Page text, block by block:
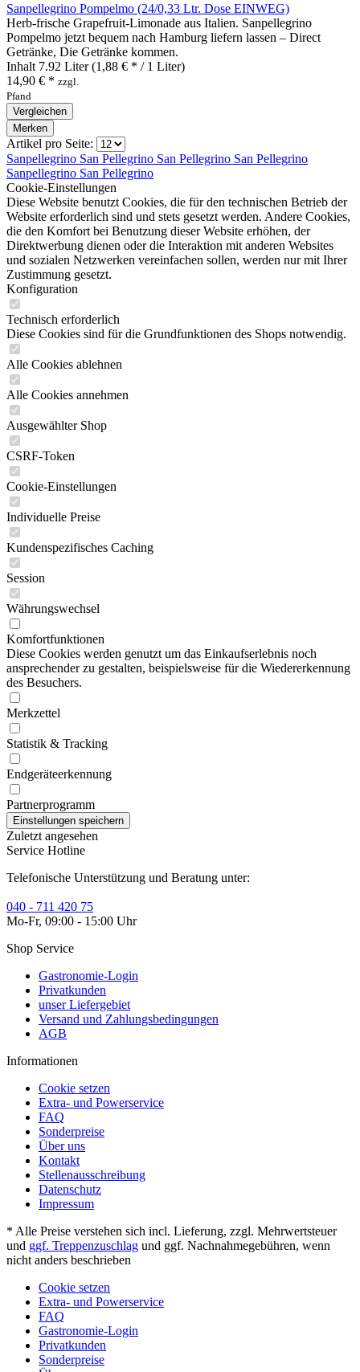
Sanpellegrino Pompelmo (24/0,33 Ltr. Dose EINWEG)
Herb‑frische Grapefruit‑Limonade aus Italien. Sanpellegrino
Pompelmo jetzt bequem nach Hamburg liefern lassen – Direct
Getränke, Die Getränke kommen.
Inhalt 7.92 Liter(1,88 € * / 1 Liter)
14,90 € * zzgl.
Pfand
Vergleichen
Merken
Artikel pro Seite:
Sanpellegrino San Pellegrino San Pellegrino San Pellegrino
Sanpellegrino San Pellegrino
Cookie-Einstellungen
Diese Website benutzt Cookies, die für den technischen Betrieb der
Website erforderlich sind und stets gesetzt werden. Andere Cookies,
die den Komfort bei Benutzung dieser Website erhöhen, der
Direktwerbung dienen oder die Interaktion mit anderen Websites
und sozialen Netzwerken vereinfachen sollen, werden nur mit Ihrer
Zustimmung gesetzt.
Konfiguration
Technisch erforderlich
Diese Cookies sind für die Grundfunktionen des Shops notwendig.
Alle Cookies ablehnen
Alle Cookies annehmen
Ausgewählter Shop
CSRF-Token
Cookie-Einstellungen
Individuelle Preise
Kundenspezifisches Caching
Session
Währungswechsel
Komfortfunktionen
Diese Cookies werden genutzt um das Einkaufserlebnis noch
ansprechender zu gestalten, beispielsweise für die Wiedererkennung
des Besuchers.
Merkzettel
Statistik & Tracking
Endgeräteerkennung
Partnerprogramm
Zuletzt angesehen
Service Hotline
Telefonische Unterstützung und Beratung unter:
040 - 711 420 75
Mo-Fr, 09:00 - 15:00 Uhr
Shop Service
Gastronomie-Login
Privatkunden
unser Liefergebiet
Versand und Zahlungsbedingungen
AGB
Informationen
Cookie setzen
Extra- und Powerservice
FAQ
Sonderpreise
Über uns
Kontakt
Stellenausschreibung
Datenschutz
Impressum
* Alle Preise verstehen sich incl. Lieferung, zzgl. Mehrwertsteuer
und ggf. Treppenzuschlag und ggf. Nachnahmegebühren, wenn
nicht anders beschrieben
Cookie setzen
Extra- und Powerservice
FAQ
Gastronomie-Login
Privatkunden
Sonderpreise